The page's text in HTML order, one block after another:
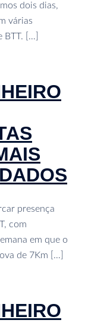
dois dias,
várias
BTT. […]
presença
com
em que o
de 7Km […]